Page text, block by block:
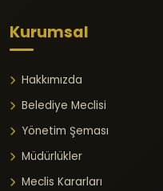
Kurumsal
Hakkımızda
Belediye Meclisi
Yönetim Şeması
Müdürlükler
Meclis Kararları